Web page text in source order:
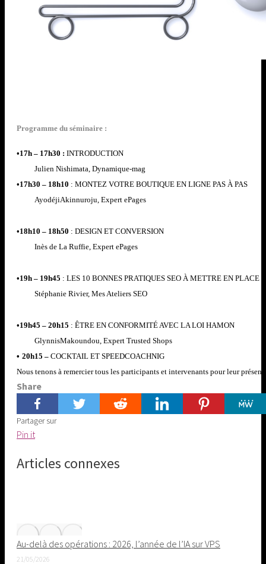
Programme du séminaire :
•17h – 17h30 : INTRODUCTION
Julien Nishimata , Dynamique-mag
•17h30 – 18h10 : MONTEZ VOTRE BOUTIQUE EN LIGNE PAS À PAS
AyodéjiAkinnuroju , Expert ePages
•18h10 – 18h50 : DESIGN ET CONVERSION
Inès de La Ruffie, Expert ePages
•19h – 19h45 : LES 10 BONNES PRATIQUES SEO À METTRE EN PLACE
Stéphanie Rivier, Mes Ateliers SEO
•19h45 – 20h15 : ÊTRE EN CONFORMITÉ AVEC LA LOI HAMON
GlynnisMakoundou , Expert Trusted Shops
• 20h15 – COCKTAIL ET SPEEDCOACHNIG
Nous tenons à remercier tous les participants et intervenants pour leur
Share
Partager sur
Pin itShare
Pinterest
Articles connexes
Au-delà des opérations : 2026, l’année de l’IA sur VPS
21/05/2026